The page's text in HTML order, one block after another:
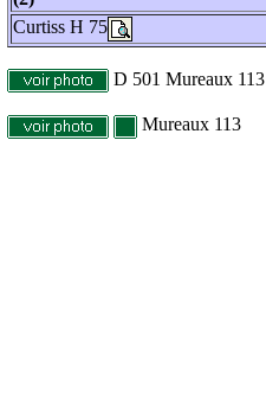
Curtiss H 75
D 501 Mureaux 113
Mureaux 113